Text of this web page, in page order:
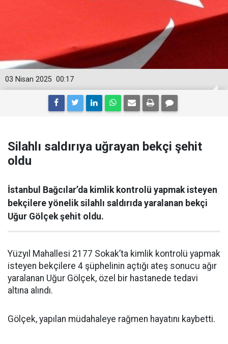
00:17
03 Nisan 2025
Silahlı saldırıya uğrayan bekçi şehit
oldu
İstanbul Bağcılar’da kimlik kontrolü yapmak isteyen
bekçilere yönelik silahlı saldırıda yaralanan bekçi
Uğur Gölçek şehit oldu.
Yüzyıl Mahallesi 2177 Sokak’ta kimlik kontrolü yapmak
isteyen bekçilere 4 şüphelinin açtığı ateş sonucu ağır
yaralanan Uğur Gölçek, özel bir hastanede tedavi
altına alındı.
Gölçek, yapılan müdahaleye rağmen hayatını kaybetti.